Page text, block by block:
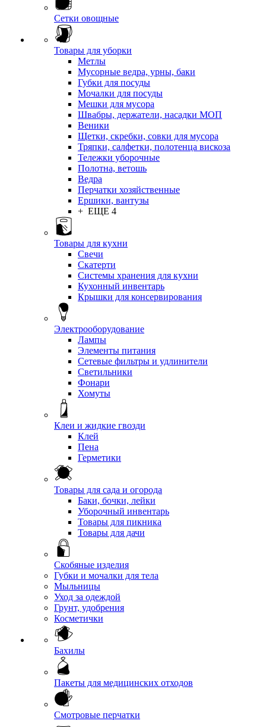
Сетки овощные
Товары для уборки
Метлы
Мусорные ведра, урны, баки
Губки для посуды
Мочалки для посуды
Мешки для мусора
Швабры, держатели, насадки МОП
Веники
Щетки, скребки, совки для мусора
Тряпки, салфетки, полотенца вискоза
Тележки уборочные
Полотна, ветошь
Ведра
Перчатки хозяйственные
Ершики, вантузы
+ ЕЩЕ 4
Товары для кухни
Свечи
Скатерти
Системы хранения для кухни
Кухонный инвентарь
Крышки для консервирования
Электрооборудование
Лампы
Элементы питания
Сетевые фильтры и удлинители
Светильники
Фонари
Хомуты
Клеи и жидкие гвозди
Клей
Пена
Герметики
Товары для сада и огорода
Баки, бочки, лейки
Уборочный инвентарь
Товары для пикника
Товары для дачи
Скобяные изделия
Губки и мочалки для тела
Мыльницы
Уход за одеждой
Грунт, удобрения
Косметички
Бахилы
Пакеты для медицинских отходов
Смотровые перчатки